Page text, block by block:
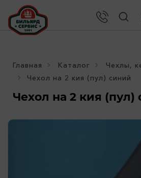
Главная Каталог
Чехлы,
Чехол на 2 кия (пул) синий
Чехол на 2 кия (пул)